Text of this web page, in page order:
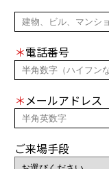
＊電話番号
＊ メールアドレス
ご来場手段